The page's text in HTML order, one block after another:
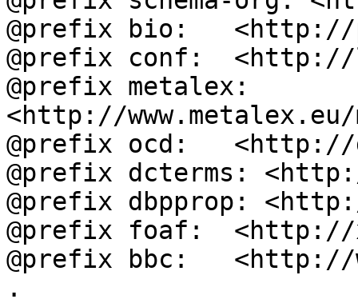
@prefix bio:
@prefix conf:  <http://
@prefix metalex:
<http://
@prefix ocd:
@prefix dcterms:
@prefix dbpprop:
@prefix foaf:  <http://
@prefix bbc:   <http://
.